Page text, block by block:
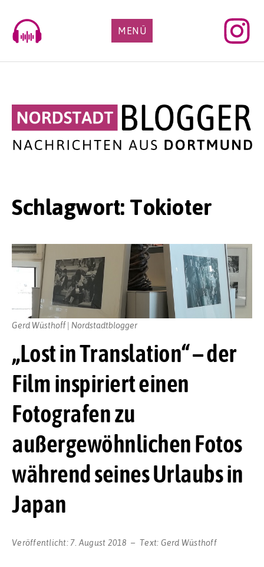
content
MENÜ
Schlagwort: Tokioter
„Lost in Translation“ – der
Film inspiriert einen
Fotografen zu
außergewöhnlichen Fotos
während seines Urlaubs in
Japan
Veröffentlicht: 7. August 2018 Text: Gerd Wüsthoff
Gerd Wüsthoff | Nordstadtblogger